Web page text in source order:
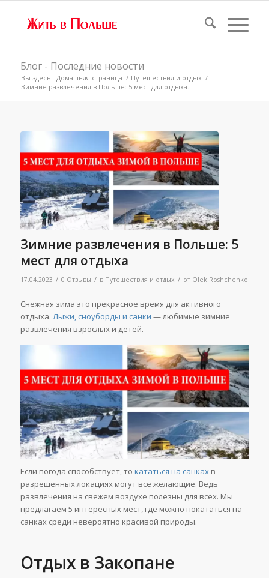
Блог - Последние новости
Вы здесь: Домашняя страница / Путешествия и отдых /
Зимние развлечения в Польше: 5 мест для отдыха...
Зимние развлечения в Польше: 5
мест для отдыха
17.04.2023 / 0 Отзывы / в Путешествия и отдых / от Olek Roshchenko
Снежная зима это прекрасное время для активного
отдыха. Лыжи, сноуборды и санки — любимые зимние
развлечения взрослых и детей.
Если погода способствует, то кататься на санкахв
разрешенных локациях могут все желающие. Ведь
развлечения на свежем воздухе полезны для всех. Мы
предлагаем 5 интересных мест, где можно покататься на
санках среди невероятно красивой природы.
Отдых в Закопане